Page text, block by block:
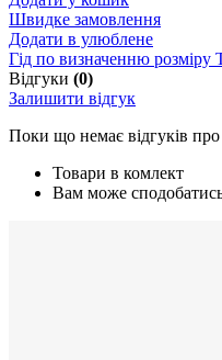
Швидке замовлення
Додати в улюблене
Гід по визначенню розміру
Відгуки (0)
Залишити відгук
Поки що немає відгуків
Товари в комлект
Вам може